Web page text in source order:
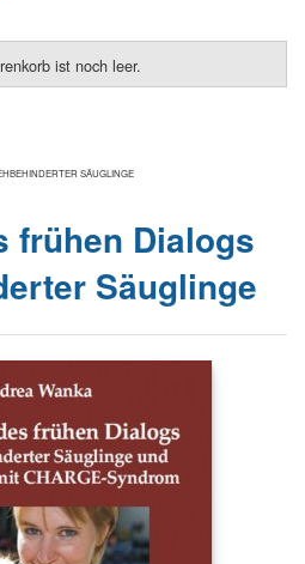
ist noch leer.
SÄUGLINGE
frühen Dialogs
Säuglinge